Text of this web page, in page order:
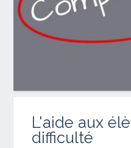
L'aide aux
difficulté